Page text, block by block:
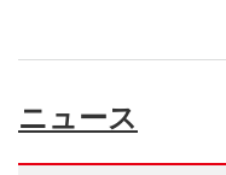
ニュース